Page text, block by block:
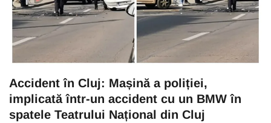
Accident în Cluj: Mașină a poliției,
implicată într-un accident cu un BMW în
spatele Teatrului Național din Cluj